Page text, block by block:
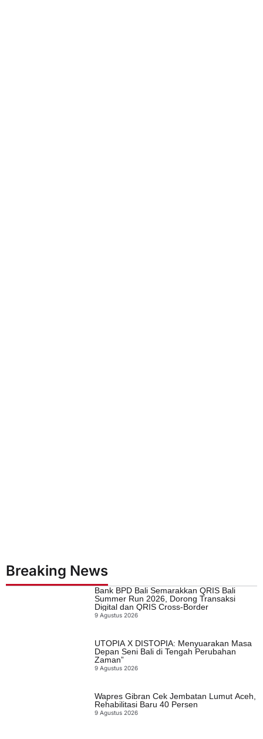
Breaking News
Bank BPD Bali Semarakkan QRIS Bali
Summer Run 2026, Dorong Transaksi
Digital dan QRIS Cross-Border
9 Agustus 2026
UTOPIA X DISTOPIA: Menyuarakan Masa
Depan Seni Bali di Tengah Perubahan
Zaman”
9 Agustus 2026
Wapres Gibran Cek Jembatan Lumut Aceh,
Rehabilitasi Baru 40 Persen
9 Agustus 2026